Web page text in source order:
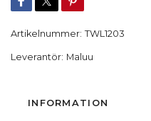
Artikelnummer: TWL1203
Leverantör: Maluu
INFORMATION